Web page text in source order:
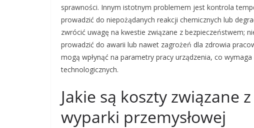
sprawności. Innym istotnym problemem jest kontrola
prowadzić do niepożądanych reakcji chemicznych lub
zwrócić uwagę na kwestie związane z bezpieczeństwem;
prowadzić do awarii lub nawet zagrożeń dla zdrowia
mogą wpłynąć na parametry pracy urządzenia, co
technologicznych.
Jakie są koszty związane
wyparki przemysłowej